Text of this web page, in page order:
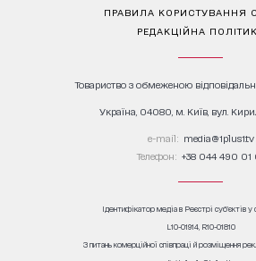
ПРАВИЛА КОРИСТУВАННЯ
РЕДАКЦІЙНА
Товариство з обмеженою
Україна, 04080, м. Київ, вул.
е-mail: media@1plus1.tv
Телефон: +38 044 490 01
Ідентифікатор медіа в Реєстрі суб’єктів у
L10-01914, R10-01810
З питань комерційної співпраці й розміщення